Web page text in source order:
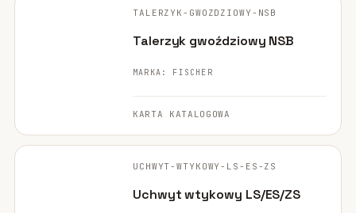
36
Firestop 17
Uszczelniacze, piany kleje
TALERZYK-GWOZDZIOWY-NSB
Talerzyk gwoździowy NSB
MARKA: FISCHER
KARTA KATALOGOWA
FISCHER ·
ORYGINALNE ZDJĘCIE
UCHWYT-WTYKOWY-LS-ES-ZS
Uchwyt wtykowy LS/ES/ZS